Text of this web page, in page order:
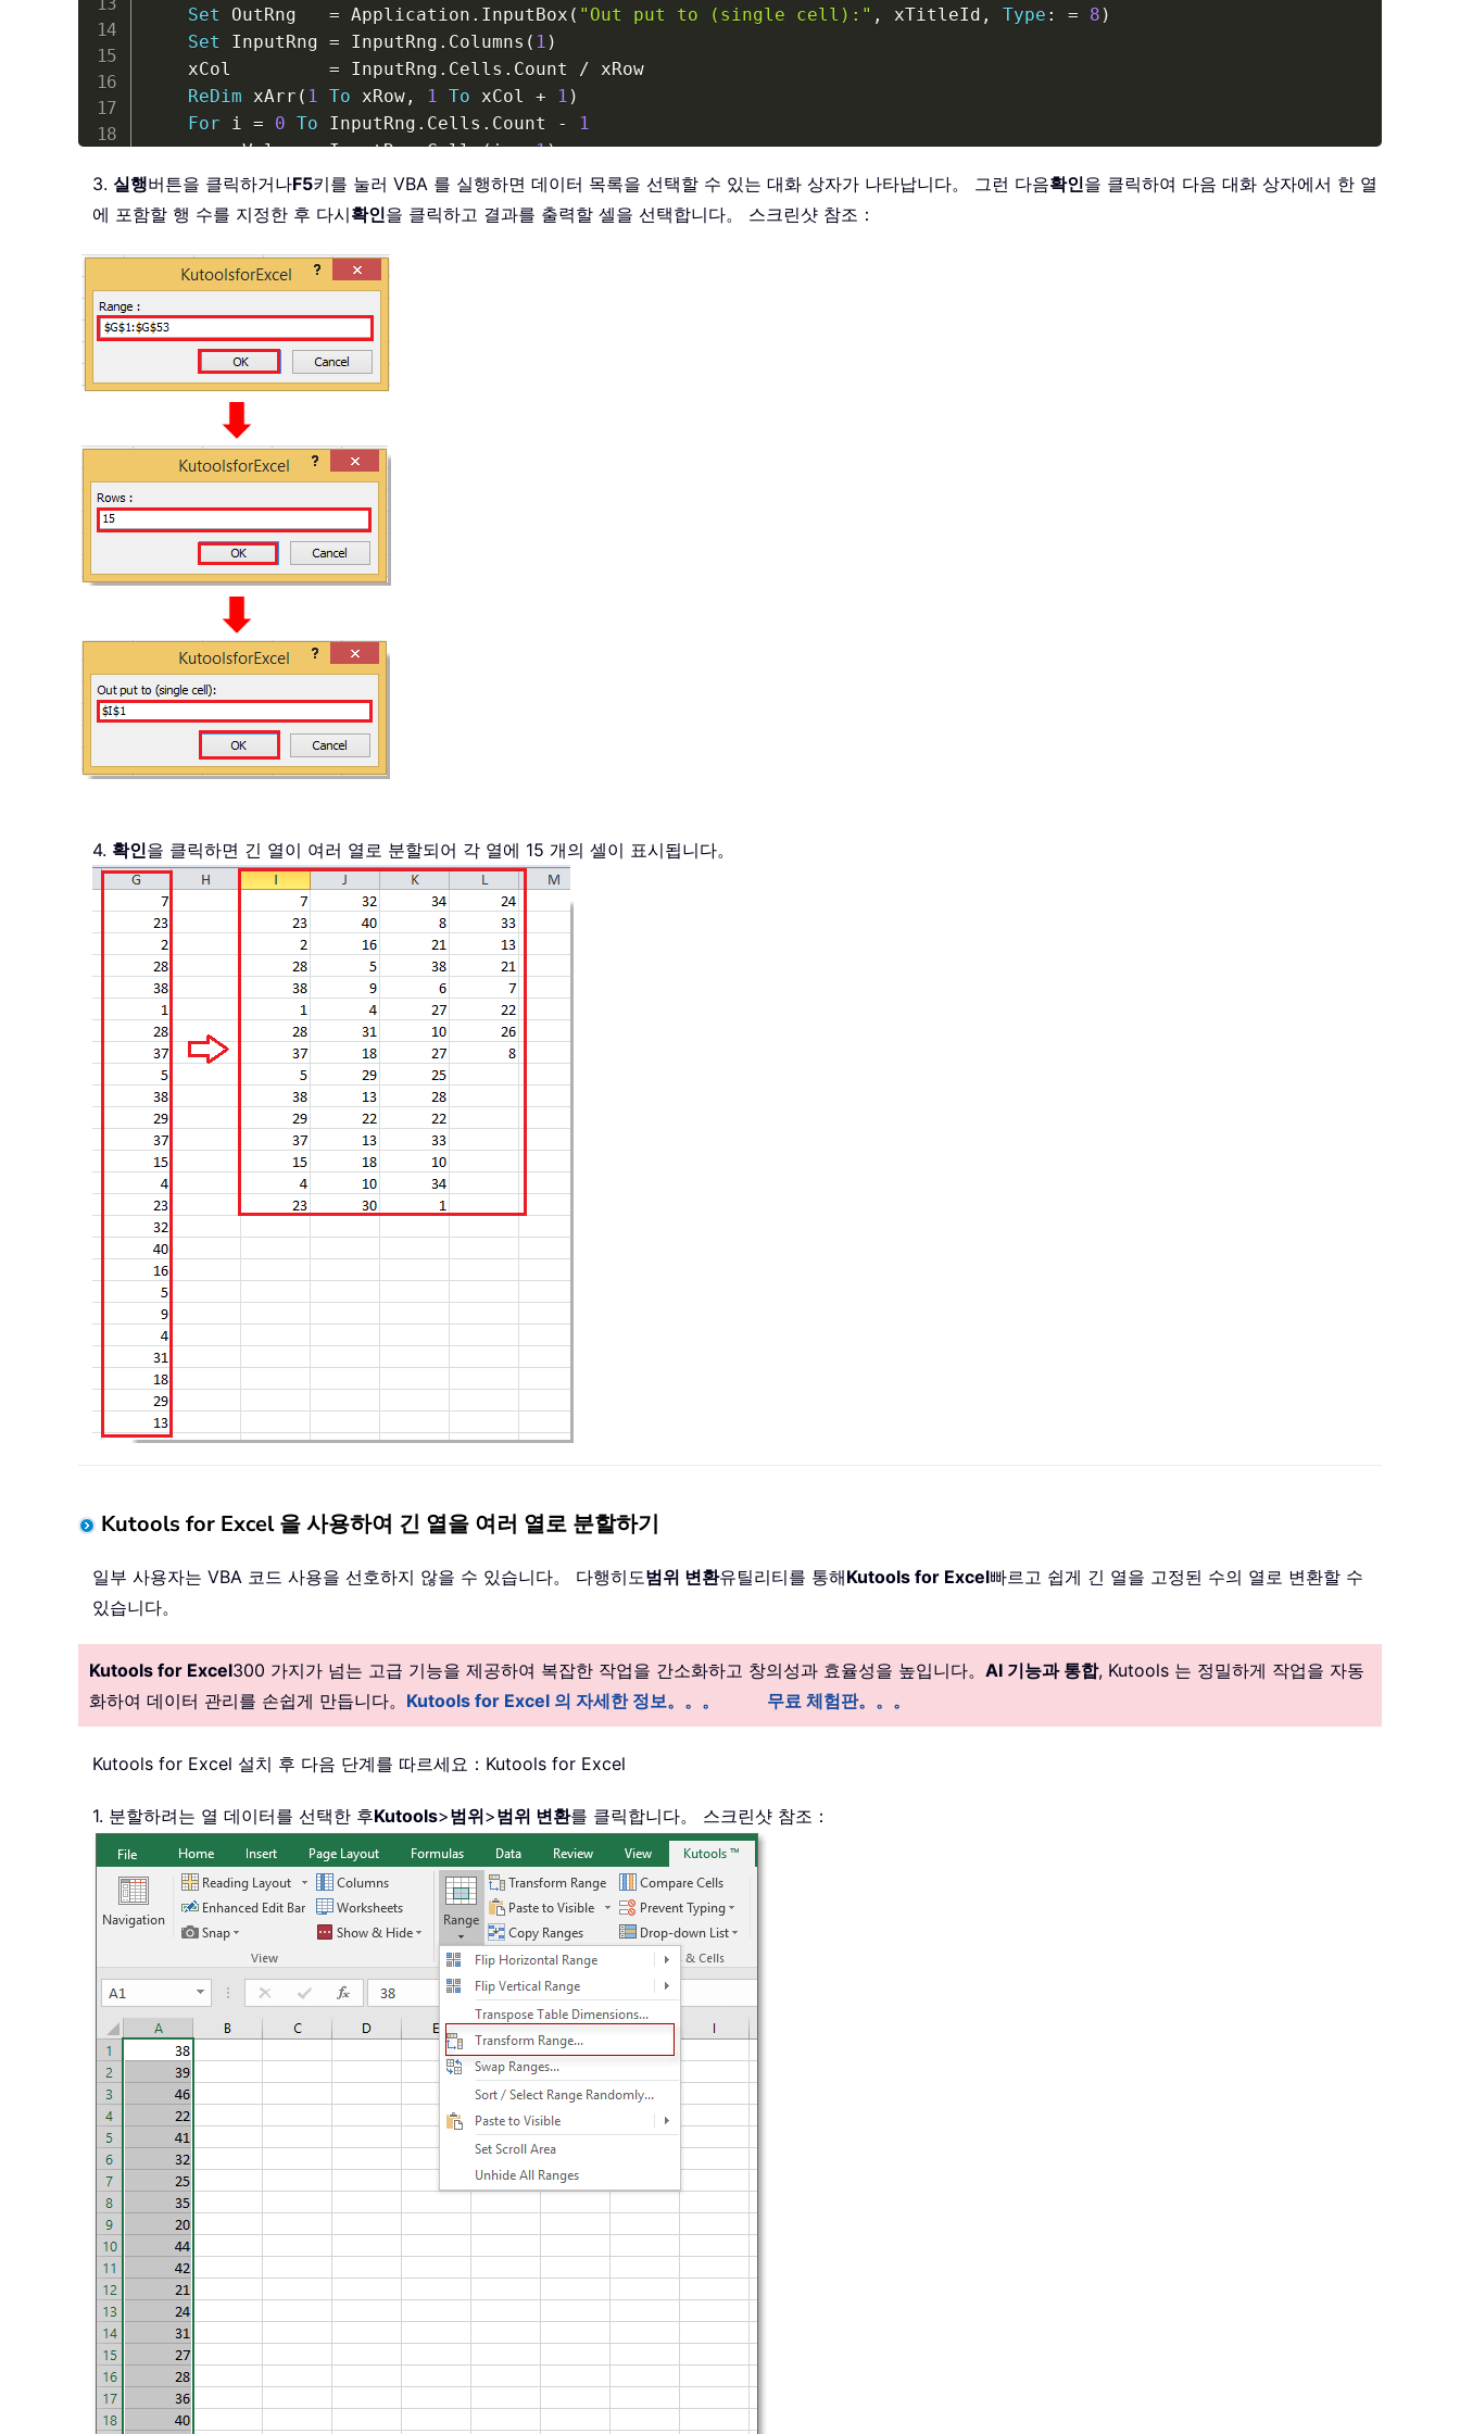
Set OutRng = Application . InputBox ( "Out put to (single cell):" , xTitleId , Type : = 8 )
Set InputRng = InputRng . Columns ( 1 )
	xCol
= InputRng . Cells . Count / xRow
ReDim xArr ( 1 To xRow, 1 To xCol + 1 )
For i = 0 To InputRng . Cells . Count -
1
		xValue
= InputRng.Cells(i + 1)
		iRow
= i Mod xRow
		iCol
= VBA.Int(i / xRow )
Next
	OutRng
.Resize(UBound
End Sub
3. 실행버튼을 클릭하거나F5키를 눌러 VBA 를 실행하면 데이터 목록을 선택할 수 있는 대화 상자가 나타납니다。 그런 다음확인을 클릭하여 다음 대화 상자에서 한 열
에 포함할 행 수를 지정한 후 다시확인을 클릭하고 결과를 출력할 셀을 선택합니다。 스크린샷 참조：
4. 확인을 클릭하면 긴 열이 여러 열로 분할되어 각 열에 15 개의 셀이 표시됩니다。
Kutools for Excel 을 사용하여 긴 열을 여러 열로 분할하기
일부 사용자는 VBA 코드 사용을 선호하지 않을 수 있습니다。 다행히도범위 변환유틸리티를 통해Kutools for Excel빠르고 쉽게 긴 열을 고정된 수의 열로 변환할 수
있습니다。
Kutools for Excel300 가지가 넘는 고급 기능을 제공하여 복잡한 작업을 간소화하고 창의성과 효율성을 높입니다。 AI 기능과 통합, Kutools 는 정밀하게 작업을 자동
화하여 데이터 관리를 손쉽게 만듭니다。 Kutools for Excel 의 자세한 정보。。。 무료 체험판。。。
Kutools for Excel 설치 후 다음 단계를 따르세요： Kutools for Excel
1. 분할하려는 열 데이터를 선택한 후Kutools>범위>범위 변환를 클릭합니다。 스크린샷 참조：